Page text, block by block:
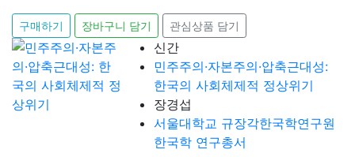
구매하기 장바구니 담기 관심상품 담기
신간
민주주의·자본주의·압축근대성:
한국의 사회체제적 정상위기
장경섭
서울대학교 규장각한국학연구원
한국학 연구총서